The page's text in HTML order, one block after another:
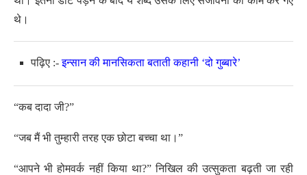
थे।
पढ़िए :-इन्सान की मानसिकता बताती कहानी ‘दो गुब्बारे’
“कब दादा जी?”
“जब मैं भी तुम्हारी तरह एक छोटा बच्चा था।”
“आपने भी होमवर्क नहीं किया था?” निखिल की उत्सुकता बढ़ती जा रही